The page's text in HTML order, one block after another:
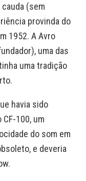
(sem
provinda do
1952. A Avro
uma das
uma tradição
havia sido
100, um
do som em
e deveria